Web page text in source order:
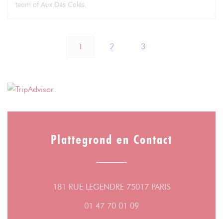
team of Aux Dés Calés.
1 2 3
Plattegrond en Contact
181 RUE LEGENDRE 75017 PARIS((opent in een
01 47 70 01 09